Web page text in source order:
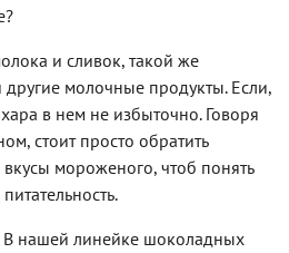
и сливок, такой же
молочные продукты. Если,
в нем не избыточно. Говоря
стоит просто обратить
мороженого, чтоб понять
нашей линейке шоколадных